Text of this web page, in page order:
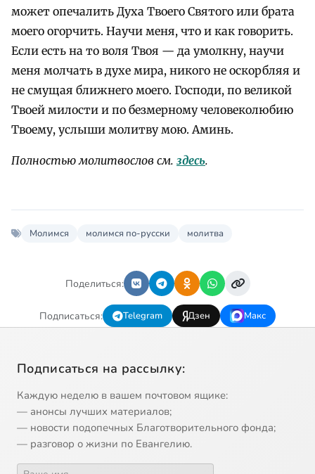
может опечалить Духа Твоего Святого или брата
моего огорчить. Научи меня, что и как говорить.
Если есть на то воля Твоя — да умолкну, научи
меня молчать в духе мира, никого не оскорбляя и
не смущая ближнего моего. Господи, по великой
Твоей милости и по безмерному человеколюбию
Твоему, услыши молитву мою. Аминь.
Полностью молитвослов см. здесь.
Молимся молимся по-русски молитва
Поделиться:
Подписаться: Telegram Дзен Макс
Подписаться на рассылку:
Каждую неделю в вашем почтовом ящике:
— анонсы лучших материалов;
— новости подопечных Благотворительного фонда;
— разговор о жизни по Евангелию.